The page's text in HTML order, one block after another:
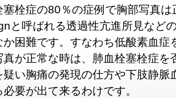
栓症の80％の症例で胸部写真は
と呼ばれる透過性亢進所見など
か困難です。すなわち低酸素血症
が正常な時は、肺血栓塞栓症を
疑い胸痛の発現の仕方や下肢静脈
要が出て来るわけです。